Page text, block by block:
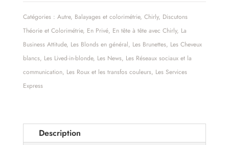
Catégories : Autre, Balayages et colorimétrie, Chirly, Discutons
Théorie et Colorimétrie, En Privé, En tête à tête avec Chirly, La
Business Attitude, Les Blonds en général, Les Brunettes, Les Cheveux
blancs, Les Lived-in-blonde, Les News, Les Réseaux sociaux et la
communication, Les Roux et les transfos couleurs, Les Services
Express
Description